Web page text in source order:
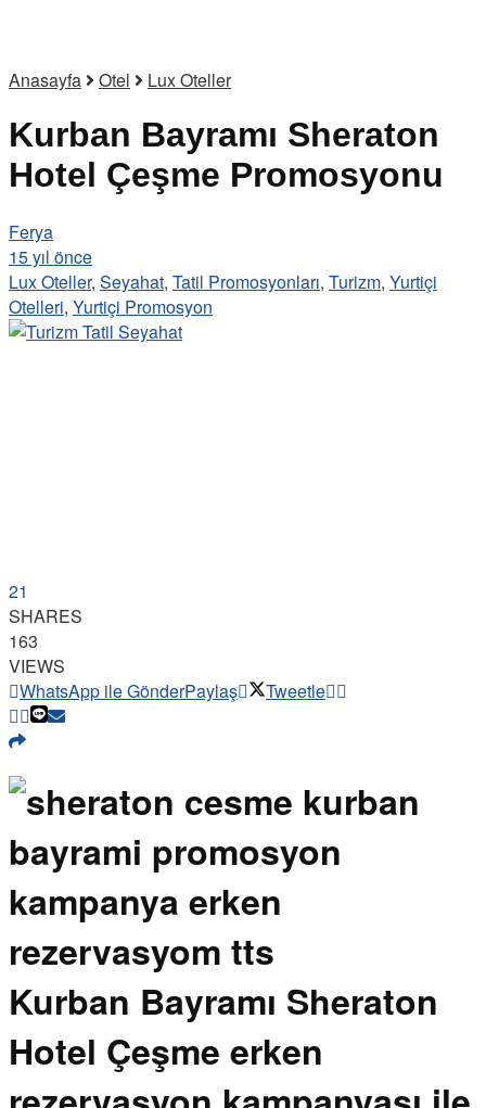
Anasayfa Otel Lux Oteller
Kurban Bayramı Sheraton
Hotel Çeşme Promosyonu
Ferya
15 yıl önce
Lux Oteller, Seyahat, Tatil Promosyonları, Turizm, Yurtiçi
Otelleri, Yurtiçi Promosyon
21
SHARES
163
VIEWS
WhatsApp ile GönderPaylaş Tweetle
Kurban Bayramı Sheraton
Hotel Çeşme erken